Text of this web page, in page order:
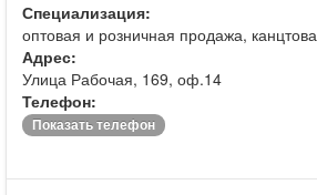
Специализация:
оптовая и розничная продажа,
Адрес:
Улица Рабочая, 169, оф.14
Телефон:
Показать телефон